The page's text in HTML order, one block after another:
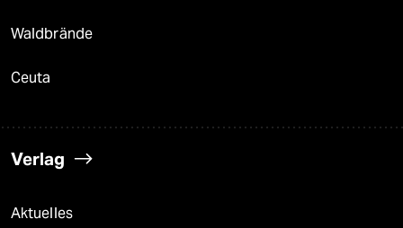
Waldbrände
Ceuta
Verlag
Aktuelles